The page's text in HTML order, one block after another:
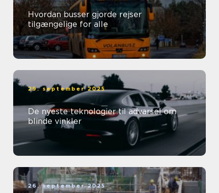
Hvordan busser gjorde rejser
tilgængelige for alle
29. september 2025
De nyeste teknologier til advarsel om
blinde vinkler
26. september 2025